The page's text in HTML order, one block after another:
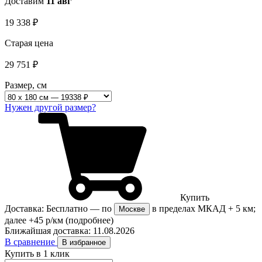
19 338 ₽
Старая цена
29 751 ₽
Размер, см
Нужен другой размер?
Купить
Доставка: Бесплатно — по Москве
в пределах МКАД + 5 км;
далее +45 р/км (подробнее)
Ближайшая доставка: 11.08.2026
В сравнение
В избранное
Купить в 1 клик